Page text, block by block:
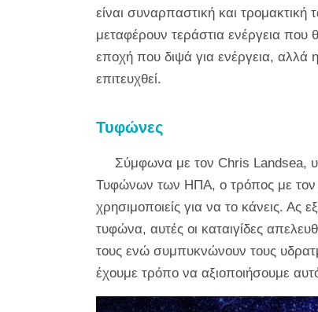
είναι συναρπαστική και τρομακτική
μεταφέρουν τεράστια ενέργεια που
εποχή που διψά για ενέργεια, αλλά η
επιτευχθεί.
Τυφώνες
Σύμφωνα με τον Chris Landsea,
Τυφώνων των ΗΠΑ, ο τρόπος με τον
χρησιμοποιείς για να το κάνεις.
τυφώνα, αυτές οι καταιγίδες
τους ενώ συμπυκνώνουν τους
έχουμε τρόπο να αξιοποιήσουμε